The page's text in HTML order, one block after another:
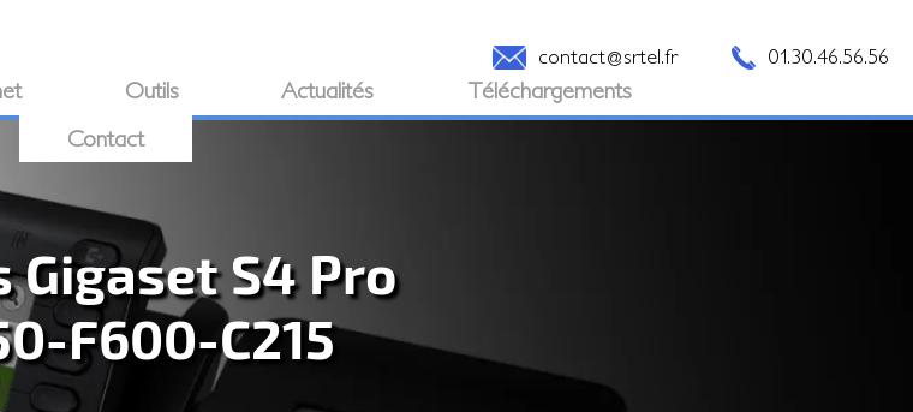
contact@srtel.fr 01.30.46.56.56
Outils Actualités
Téléchargements
Contact
Gigaset S4 Pro
F600-C215